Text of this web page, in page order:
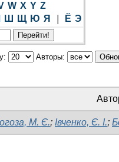
W X Y Z
Ш Щ Ю Я Ё Э
Авторы:
М. Є.; Івченко, Є. І.;